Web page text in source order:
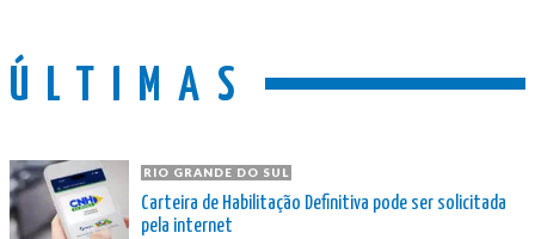
ÚLTIMAS
RIO GRANDE DO SUL
Carteira de Habilitação Definitiva pode ser solicitada
pela internet